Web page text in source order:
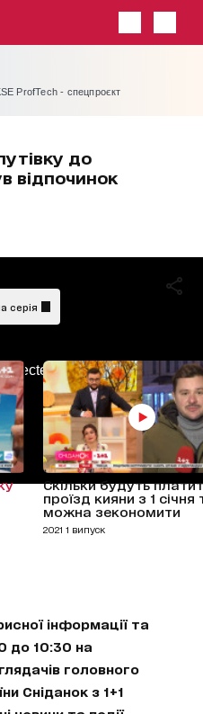
ProfTech - спецпроєкт
до
відпочинок
серія
Скільки будуть
проїзд кияни з 1 січня
можна зекономити
2021 1 випуск
інформації та
до 10:30 на
головного
Сніданок з 1+1